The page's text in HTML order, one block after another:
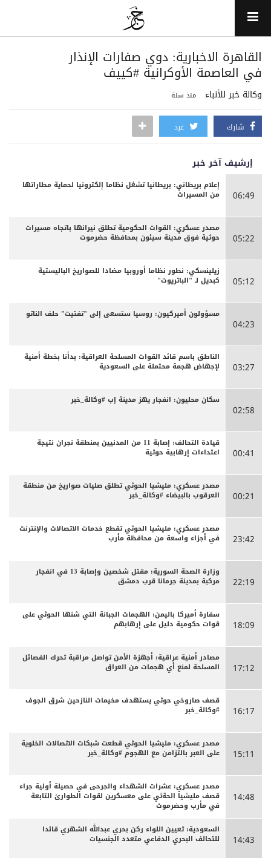
القاهرة الاخبارية: دوي صفارات الإنذار
في العاصمة الأوكرانية #كييف
وكالة خبر للأنباء منذ سنة
شارك غرد
إرشيف آخر خبر
06:49
إعلام بريطاني: بريطانيا تشغل نظاما إلكترونيا لحماية مطاراتها
من المسيرات
05:22
مصدر عسكري: القوات الحكومية تطلق نيرانها باتجاه مسيرات
حوثية فوق مدينة سيئون بمحافظة حضرموت
05:12
زيلينسكي: نطور نظاما أوروبيا مضادا للصواريخ الباليستية
كبديل لـ "الباتريوت"
04:23
مسؤولون أميركيون: روسيا ستسعى إلى "تفتيت" حلف الناتو
03:27
الناطق باسم قائد القوات المسلحة العراقية: بدأنا بخطة أمنية
لإجهاض هجمة محتملة على السعودية
02:58
سكان محليون: انفجار يهز مدينة إب #وكالة_خبر
00:41
قيادة التحالف: إصابة 11 من المدنيين بمنطقة نجران نتيجة
اعتداءات إرهابية حوثية
00:21
مصدر عسكري: مليشيا الحوثي تطلق صليات صواريخ من منطقة
العرقوب بالبيضاء #وكالة_خبر
23:42
مصدر عسكري: مليشيا الحوثي تقطع خدمات الاتصالات والإنترنت
في أجزاء واسعة من محافظة مأرب
22:19
وزارة الصحة السورية: مقتل شخصين وإصابة 13 في انفجار
مركبة بمدينة جرمانا قرب دمشق
18:09
سفارة أميركا باليمن: الهجمات الجبانة التي شنها الحوثي على
قوات حكومية دليل على إرهابهم
17:12
مصادر أمنية عراقية: أجهزة الأمن تواصل مراقبة تحرك الفصائل
المسلحة لمنع أي هجمات من العراق
16:17
قصف صاروخي حوثي يستهدف مخيمات النازحين شرق الجوف
#وكالة_خبر
15:11
مصدر عسكري: مليشيا الحوثي قطعت شبكات الاتصالات الخلوية
على العبر بالتزامن مع الهجوم #وكالة_خبر
14:48
مصدر عسكري: عشرات الشهداء والجرحى ‏في حصيلة أولية جراء
قصف مليشيا الحةثي على معسكرين لقوات الطوارئ التابعة
في مأرب وحضرموت
14:43
السعودية: تعيين اللواء ركن بحري عبدالله الشهري قائدا
للتحالف البحري الدفاعي متعدد الجنسيات